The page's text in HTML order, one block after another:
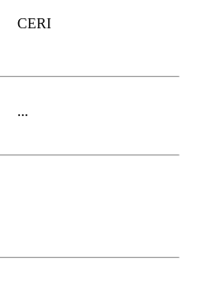
CERI
...